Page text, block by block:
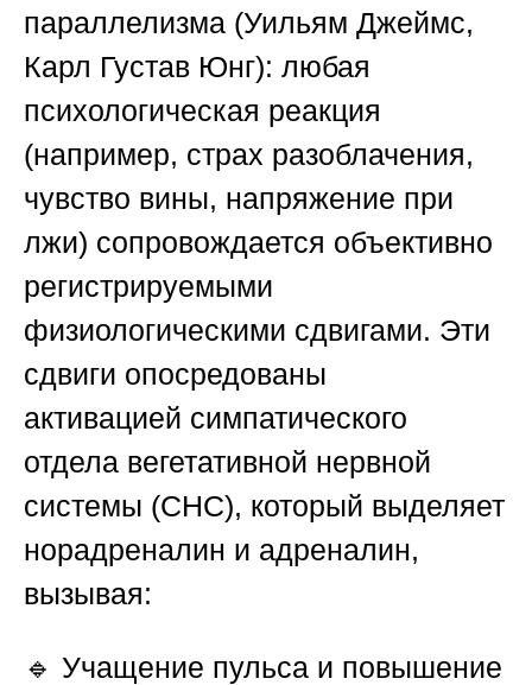
параллелизма (Уильям Джеймс,
Карл Густав Юнг): любая
психологическая реакция
(например, страх разоблачения,
чувство вины, напряжение при
лжи) сопровождается объективно
регистрируемыми
физиологическими сдвигами. Эти
сдвиги опосредованы
активацией симпатического
отдела вегетативной нервной
системы (СНС), который выделяет
норадреналин и адреналин,
вызывая:
🔹 Учащение пульса и повышение